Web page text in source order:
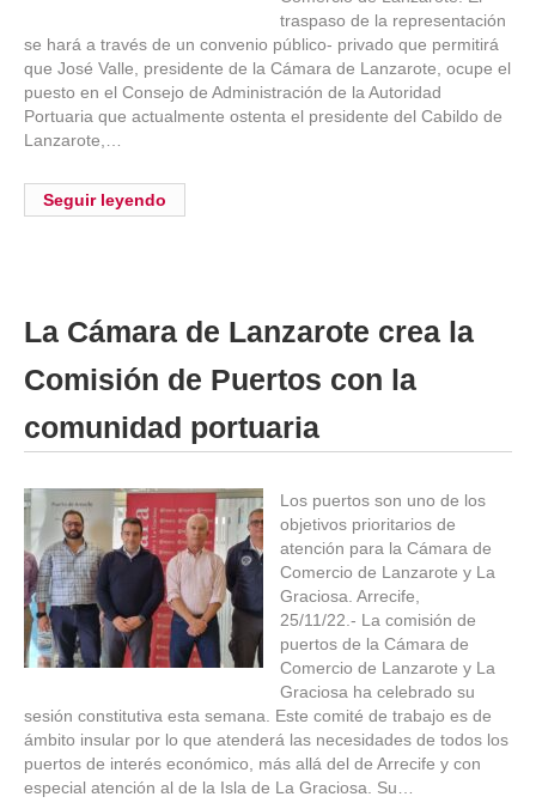
traspaso de la representación
se hará a través de un convenio público- privado que permitirá
que José Valle, presidente de la Cámara de Lanzarote, ocupe el
puesto en el Consejo de Administración de la Autoridad
Portuaria que actualmente ostenta el presidente del Cabildo de
Lanzarote,…
Seguir leyendo
La Cámara de Lanzarote crea la
Comisión de Puertos con la
comunidad portuaria
Los puertos son uno de los
objetivos prioritarios de
atención para la Cámara de
Comercio de Lanzarote y La
Graciosa. Arrecife,
25/11/22.- La comisión de
puertos de la Cámara de
Comercio de Lanzarote y La
Graciosa ha celebrado su
sesión constitutiva esta semana. Este comité de trabajo es de
ámbito insular por lo que atenderá las necesidades de todos los
puertos de interés económico, más allá del de Arrecife y con
especial atención al de la Isla de La Graciosa. Su…